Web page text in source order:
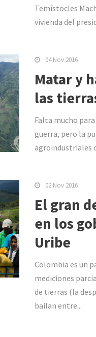
Temístocles
vivienda del
04 Nov 2016
Matar y
las
Falta mucho
guerra, pero la
agroindustriales
02 Nov 2016
El gran
en los
Uribe
Colombia es un
mediciones
de tierras (la
bailan entre...